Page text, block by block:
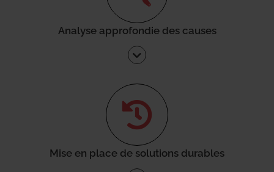
Analyse approfondie des causes
Mise en place de solutions durables